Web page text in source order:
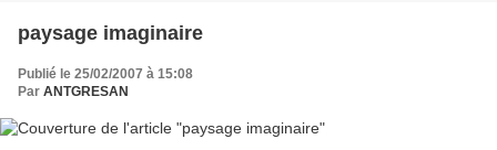
paysage imaginaire
Publié le 25/02/2007 à 15:08
Par ANTGRESAN